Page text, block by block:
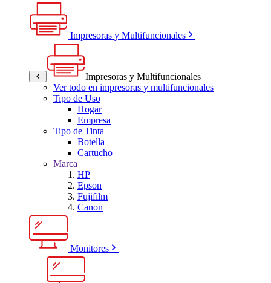
Impresoras y Multifuncionales
Impresoras y Multifuncionales
Ver todo en impresoras y multifuncionales
Tipo de Uso
Hogar
Empresa
Tipo de Tinta
Botella
Cartucho
Marca
HP
Epson
Fujifilm
Canon
Monitores